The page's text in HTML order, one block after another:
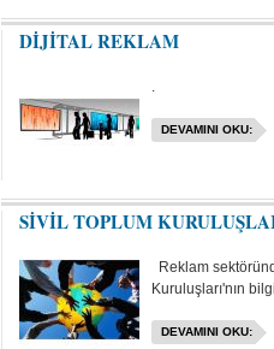
DİJİTAL REKLAM
.
DEVAMINI OKU:
SİVİL TOPLUM
Reklam
Kuruluşları'nın
DEVAMINI OKU: